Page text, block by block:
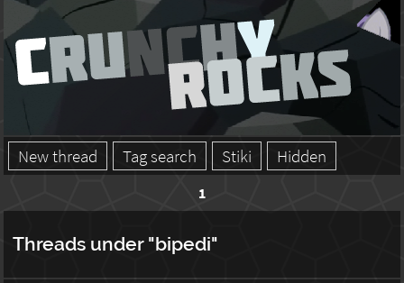
New thread Tag search Stiki Hidden
1
Threads under "bipedi"